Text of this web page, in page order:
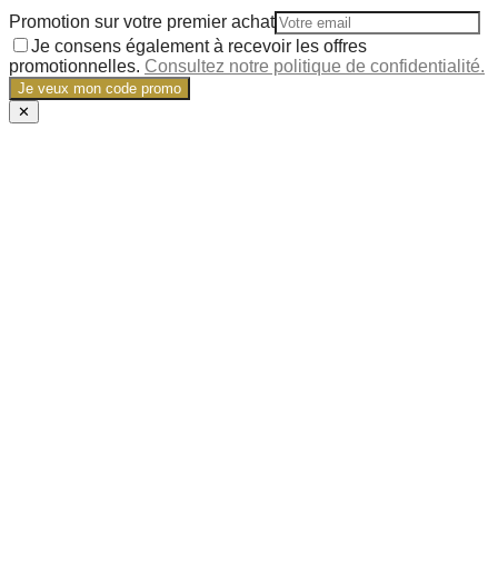
Promotion sur votre premier achat
Je consens également à recevoir les offres
promotionnelles. Consultez notre politique de confidentialité.
Je veux mon code promo
✕